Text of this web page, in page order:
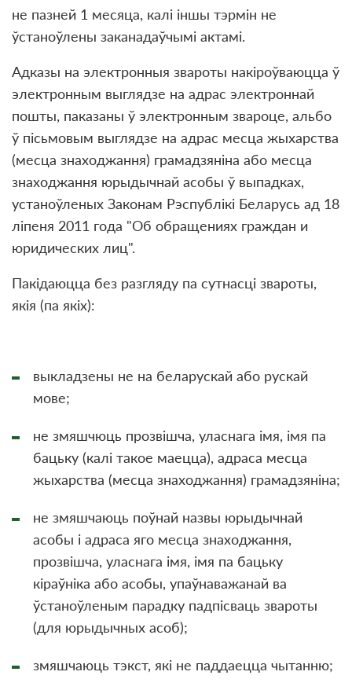
не пазней 1 месяца, калі іншы тэрмін не
ўстаноўлены заканадаўчымі актамі.
Адказы на электронныя звароты накіроўваюцца ў
электронным выглядзе на адрас электроннай
пошты, паказаны ў электронным звароце, альбо
ў пісьмовым выглядзе на адрас месца жыхарства
(месца знаходжання) грамадзяніна або месца
знаходжання юрыдычнай асобы ў выпадках,
устаноўленых Законам Рэспублікі Беларусь ад 18
лiпеня 2011 года "Об обращениях граждан и
юридических лиц".
Пакідаюцца без разгляду па сутнасці звароты,
якія (па якіх):
выкладзены не на беларускай або рускай
мове;
не змяшчюць прозвішча, уласнага імя, імя па
бацьку (калі такое маецца), адраса месца
жыхарства (месца знаходжання) грамадзяніна;
не змяшчаюць поўнай назвы юрыдычнай
асобы і адраса яго месца знаходжання,
прозвiшча, уласнага iмя, iмя па бацьку
кіраўніка або асобы, упаўнаважанай ва
ўстаноўленым парадку падпісваць звароты
(для юрыдычных асоб);
змяшчаюць тэкст, які не паддаецца чытанню;